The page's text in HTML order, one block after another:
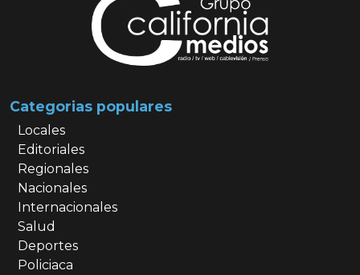
Categorias populares
Locales
Editoriales
Regionales
Nacionales
Internacionales
Salud
Deportes
Policiaca